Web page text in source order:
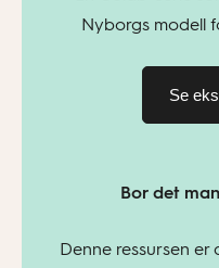
Nyborgs modell
Se
Bor det
Denne ressursen